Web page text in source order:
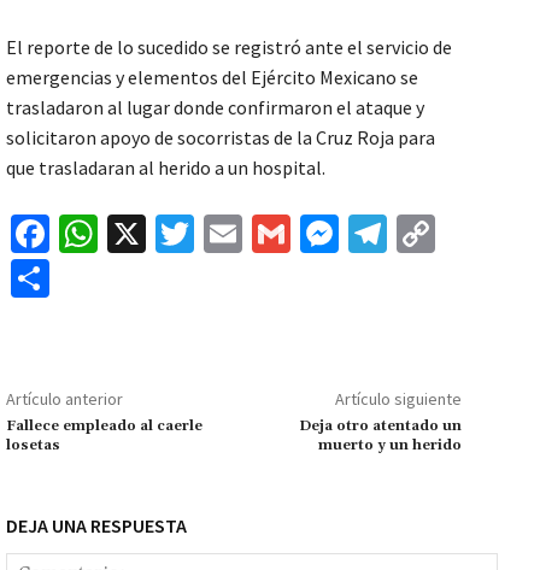
El reporte de lo sucedido se registró ante el servicio de
emergencias y elementos del Ejército Mexicano se
trasladaron al lugar donde confirmaron el ataque y
solicitaron apoyo de socorristas de la Cruz Roja para
que trasladaran al herido a un hospital.
Fa
o
k
W
p
p
X
T
E
G
M
ge
r
Te
m Li
n
k
p
ar
Artículo anterior
Fallece empleado al caerle
losetas
Artículo siguiente
Deja otro atentado un
muerto y un herido
DEJA UNA RESPUESTA